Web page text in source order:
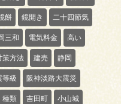
餅 鏡開き 二十四節気
三和 電気料金 高い
策方法 建売 静岡
等級 阪神淡路大震災
種類 吉田町 小山城